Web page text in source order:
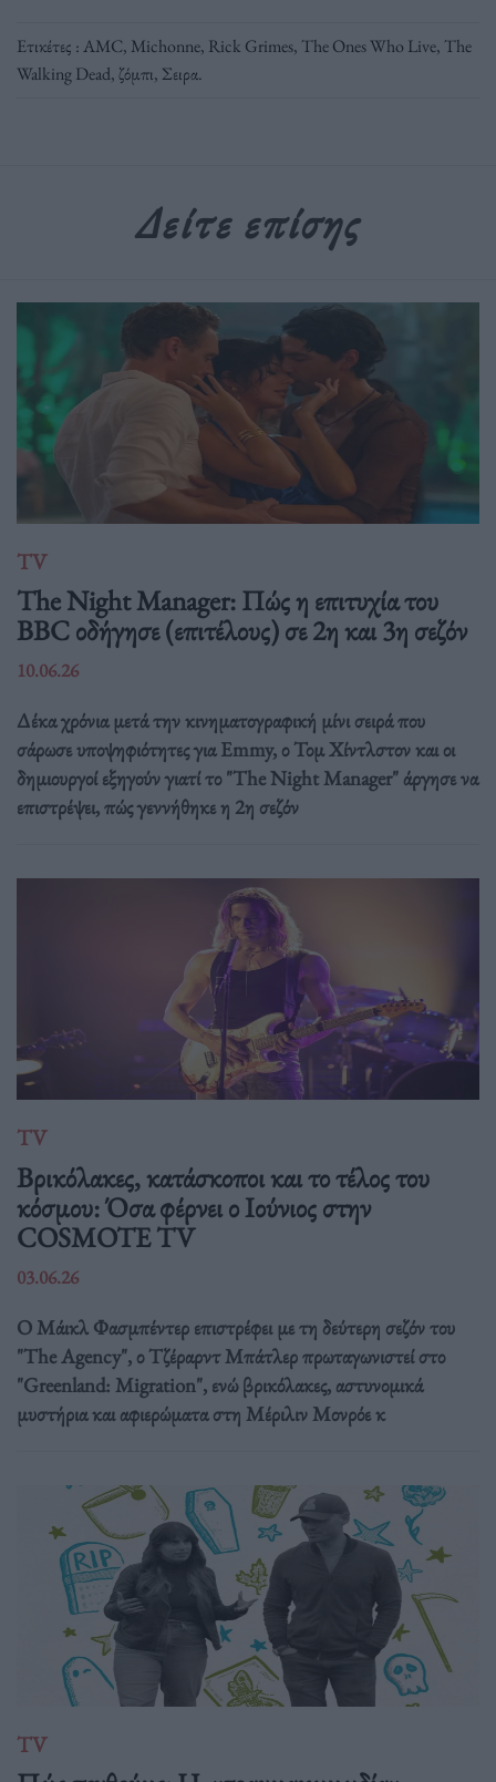
Ετικέτες :AMC, Michonne, Rick Grimes, The Ones Who Live, The
Walking Dead,ζόμπι, Σειρα.
Δείτε επίσης
TV
The Night Manager: Πώς η επιτυχία του
BBC οδήγησε (επιτέλους) σε 2η και 3η σεζόν
10.06.26
Δέκα χρόνια μετά την κινηματογραφική μίνι σειρά που
σάρωσε υποψηφιότητες για Emmy, ο Τομ Χίντλστον και οι
δημιουργοί εξηγούν γιατί το "The Night Manager" άργησε να
επιστρέψει, πώς γεννήθηκε η 2η σεζόν
TV
Βρικόλακες, κατάσκοποι και το τέλος του
κόσμου: Όσα φέρνει ο Ιούνιος στην
COSMOTE TV
03.06.26
Ο Μάικλ Φασμπέντερ επιστρέφει με τη δεύτερη σεζόν του
"The Agency", ο Τζέραρντ Μπάτλερ πρωταγωνιστεί στο
"Greenland: Migration", ενώ βρικόλακες, αστυνομικά
μυστήρια και αφιερώματα στη Μέριλιν Μονρόε κ
TV